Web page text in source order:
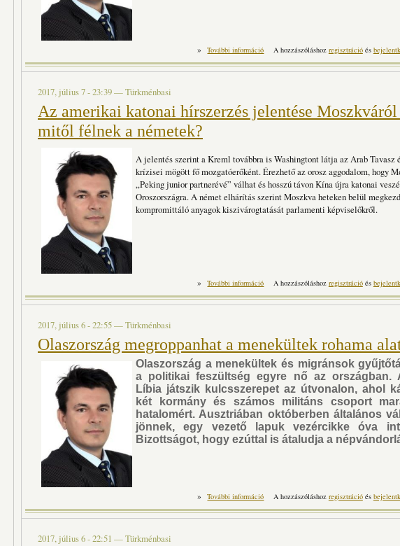
» További információ
Örvényben a Fehér Ház – de mikor
A hozzászóláshoz regisztrációés
2017, július 7 - 23:39—Türkménbasi
Az amerikai katonai hírszerzés jelentése Moszkváról
mitől félnek a németek?
A jelentés szerint a Kreml továbbra is Washingtont látja az Arab Tavasz
krízisei mögött fő mozgatóerőként. Érezhető az orosz aggodalom, hogy
„Peking junior partnerévé” válhat és hosszú távon Kína újra katonai
Oroszországra. A német elhárítás szerint Moszkva heteken belül
kompromittáló anyagok kiszivárogtatását parlamenti képviselőkről.
» További információ
Az amerikai katonai hírszerzés jelentése
A hozzászóláshoz regisztrációés
2017, július 6 - 22:55—Türkménbasi
Olaszország megroppanhat a menekültek rohama
Olaszország a menekültek és migránsok
a politikai feszültség egyre nő az országban.
Líbia játszik kulcsszerepet az útvonalon, ahol
két kormány és számos militáns csoport
hatalomért. Ausztriában októberben általános
jönnek, egy vezető lapuk vezércikke óva
Bizottságot, hogy ezúttal is átaludja a
» További információ
Olaszország megroppanhat a menekültek
A hozzászóláshoz regisztrációés
2017, július 6 - 22:51 —Türkménbasi